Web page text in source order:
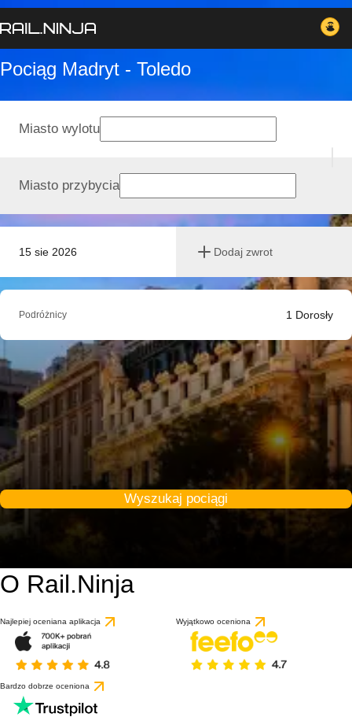
Pociąg Madryt - Toledo
15 sie 2026 Dodaj zwrot
Miasto wylotu
Miasto przybycia
Podróżnicy 1 Dorosły
Wyszukaj pociągi
O Rail.Ninja
Najlepiej oceniana aplikacja Wyjątkowo oceniona
Bardzo dobrze oceniona
na podstawie 53